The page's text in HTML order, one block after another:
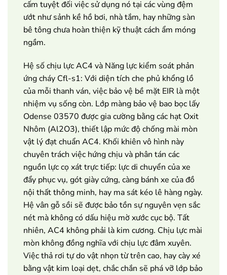
cấm tuyệt đối việc sử dụng nó tại các vùng đệm
ướt như sảnh kề hồ bơi, nhà tắm, hay những sàn
bê tông chưa hoàn thiện kỹ thuật cách ẩm móng
ngầm.
Hệ số chịu lực AC4 và Năng lực kiểm soát phản
ứng cháy Cfl-s1: Với diện tích che phủ khổng lồ
của mỗi thanh ván, việc bảo vệ bề mặt EIR là một
nhiệm vụ sống còn. Lớp màng bảo vệ bao bọc lấy
Odense 03570 được gia cường bằng các hạt Oxit
Nhôm (Al2O3), thiết lập mức độ chống mài mòn
vật lý đạt chuẩn AC4. Khối khiên vô hình này
chuyên trách việc hứng chịu và phân tán các
nguồn lực cọ xát trực tiếp: lực di chuyển của xe
đẩy phục vụ, gót giày cứng, càng bánh xe của đồ
nội thất thông minh, hay ma sát kéo lê hàng ngày.
Hệ vân gỗ sồi sẽ được bảo tồn sự nguyên vẹn sắc
nét mà không có dấu hiệu mờ xước cục bộ. Tất
nhiên, AC4 không phải là kim cương. Chịu lực mài
mòn không đồng nghĩa với chịu lực đâm xuyên.
Việc thả rơi tự do vật nhọn từ trên cao, hay cày xé
bằng vật kim loại dẹt, chắc chắn sẽ phá vỡ lớp bảo